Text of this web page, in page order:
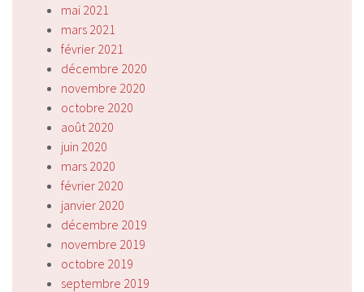
mai 2021
mars 2021
février 2021
décembre 2020
novembre 2020
octobre 2020
août 2020
juin 2020
mars 2020
février 2020
janvier 2020
décembre 2019
novembre 2019
octobre 2019
septembre 2019